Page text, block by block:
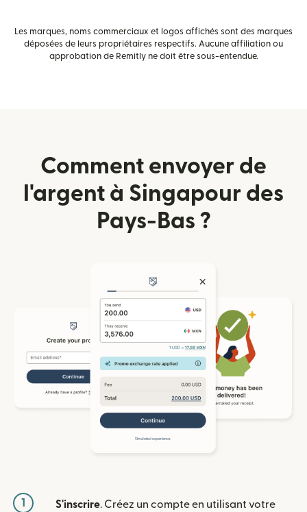
Les marques, noms commerciaux et logos affichés sont des marques
déposées de leurs propriétaires respectifs. Aucune affiliation ou
approbation de Remitly ne doit être sous-entendue.
Comment envoyer de
l'argent à Singapour des
Pays-Bas ?
1 S'inscrire. Créez un compte en utilisant votre